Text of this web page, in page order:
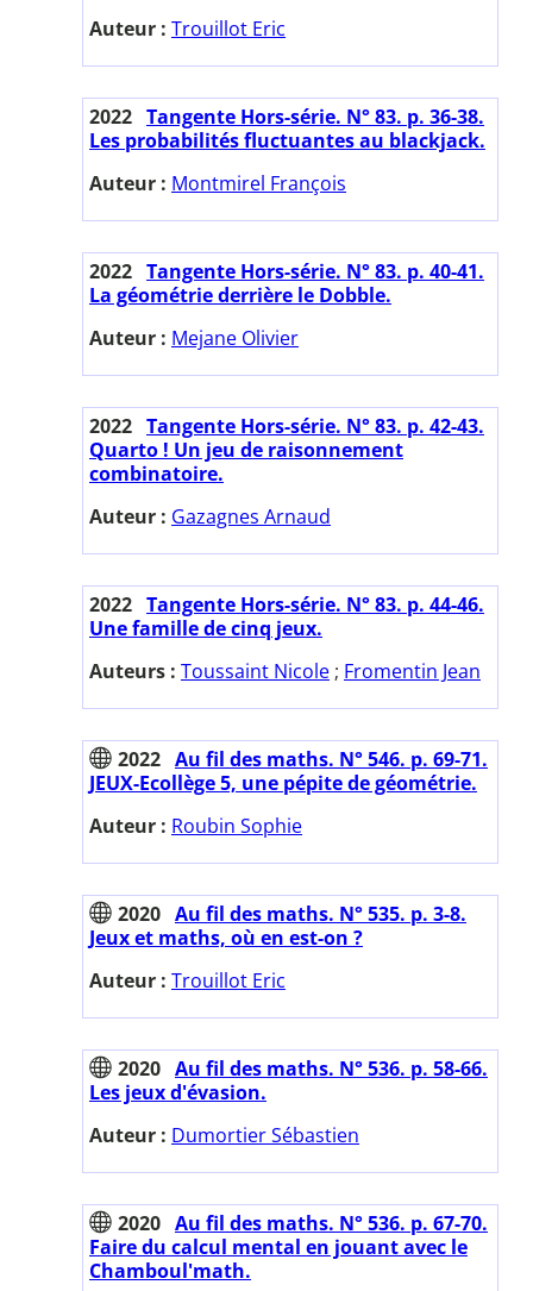
Auteur : Trouillot Eric
2022 Tangente Hors-série. N° 83. p. 36-38.
Les probabilités fluctuantes au blackjack.
Auteur : Montmirel François
2022 Tangente Hors-série. N° 83. p. 40-41.
La géométrie derrière le Dobble.
Auteur : Mejane Olivier
2022 Tangente Hors-série. N° 83. p. 42-43.
Quarto ! Un jeu de raisonnement
combinatoire.
Auteur : Gazagnes Arnaud
2022 Tangente Hors-série. N° 83. p. 44-46.
Une famille de cinq jeux.
Auteurs : Toussaint Nicole ; Fromentin Jean
2022 Au fil des maths. N° 546. p. 69-71.
JEUX-Ecollège 5, une pépite de géométrie.
Auteur : Roubin Sophie
2020 Au fil des maths. N° 535. p. 3-8.
Jeux et maths, où en est-on ?
Auteur : Trouillot Eric
2020 Au fil des maths. N° 536. p. 58-66.
Les jeux d'évasion.
Auteur : Dumortier Sébastien
2020 Au fil des maths. N° 536. p. 67-70.
Faire du calcul mental en jouant avec le
Chamboul'math.